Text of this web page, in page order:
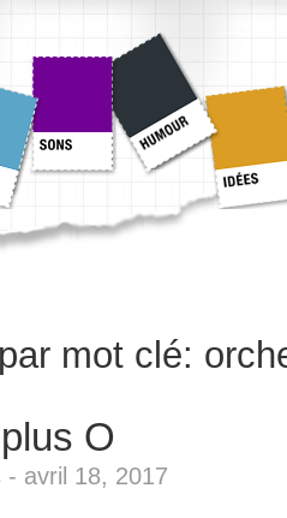
mot clé:
O
- avril 18, 2017